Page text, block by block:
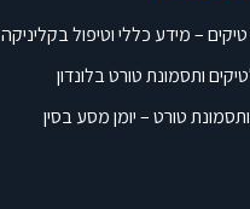
– מידע כללי וטיפול בקליניקה
ותסמונת טורט בלונדון
טורט – יומן מסע בסין